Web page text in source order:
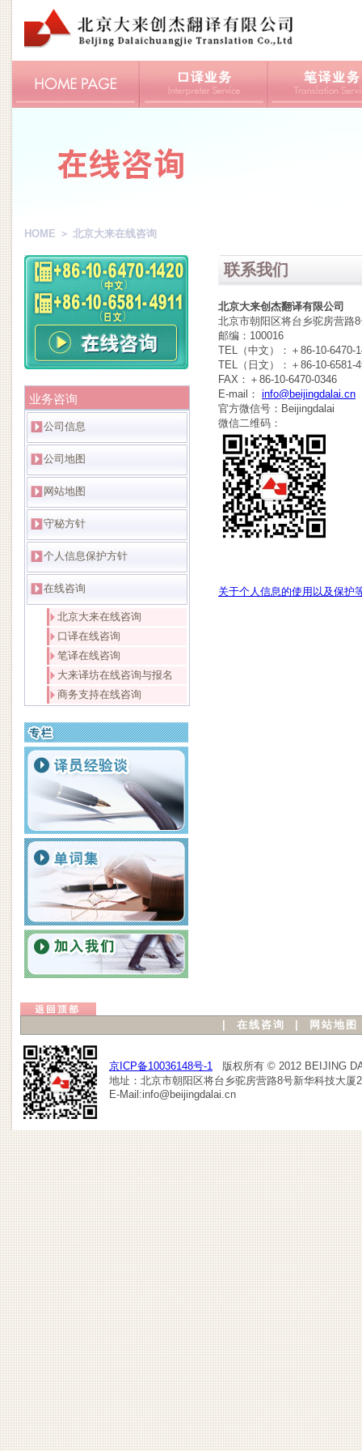
HOME ＞ 北京大来在线咨询
业务咨询
公司信息
公司地图
网站地图
守秘方针
个人信息保护方针
在线咨询
北京大来在线咨询
口译在线咨询
笔译在线咨询
大来译坊在线咨询与报名
商务支持在线咨询
联系我们
北京大来创杰翻译有限公司
北京市朝阳区将台乡驼房营路
邮编：100016
TEL（中文）：＋86-10-6470-
TEL（日文）：＋86-10-6581-
FAX：＋86-10-6470-0346
E-mail： info@beijingdalai.cn
官方微信号：Beijingdalai
微信二维码：
关于个人信息的使用以及保护
在线咨询 网站地图
京ICP备10036148号-1 版权所有 © 2012 BEIJING
地址：北京市朝阳区将台乡驼房营路8号新华科技大
E-Mail:info@beijingdalai.cn